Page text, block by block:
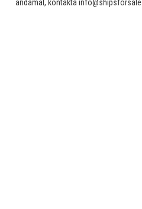
ändamål, kontakta